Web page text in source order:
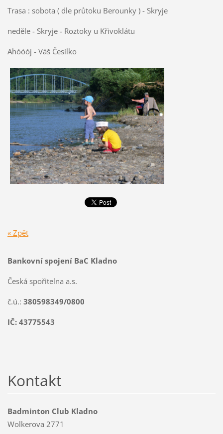
Trasa : sobota ( dle průtoku Berounky ) - Skryje
neděle - Skryje - Roztoky u Křivoklátu
Ahóóój - Váš Česílko
« Zpět
Bankovní spojení BaC Kladno
Česká spořitelna a.s.
č.ú.: 380598349/0800
IČ: 43775543
Kontakt
Badminton Club Kladno
Wolkerova 2771